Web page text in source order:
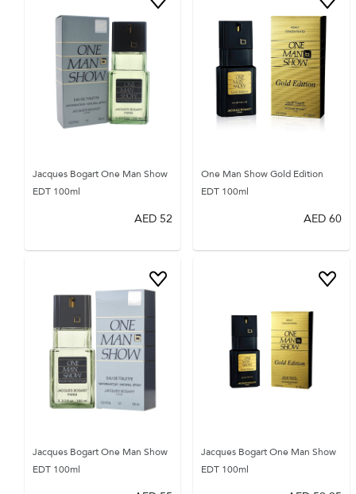
One Man Show Gold Edition
EDT 100ml
60
AED
Jacques Bogart One Man Show
EDT 100ml
52
AED
Jacques Bogart One Man Show
EDT 100ml
Jacques Bogart One Man Show
EDT 100ml